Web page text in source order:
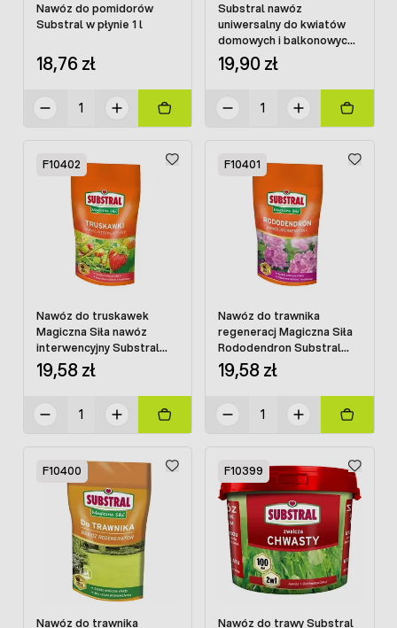
Nawóz do pomidorów
Substral w płynie 1 l
18,76 zł
Substral nawóz
uniwersalny do kwiatów
domowych i balkonowych
z humusem 1 l
19,90 zł
F10402
Nawóz do truskawek
Magiczna Siła nawóz
interwencyjny Substral
350 g
19,58 zł
F10401
Nawóz do trawnika
regeneracj Magiczna Siła
Rododendron Substral
350 g
19,58 zł
F10400
Nawóz do trawnika
F10399
Nawóz do trawy Substral